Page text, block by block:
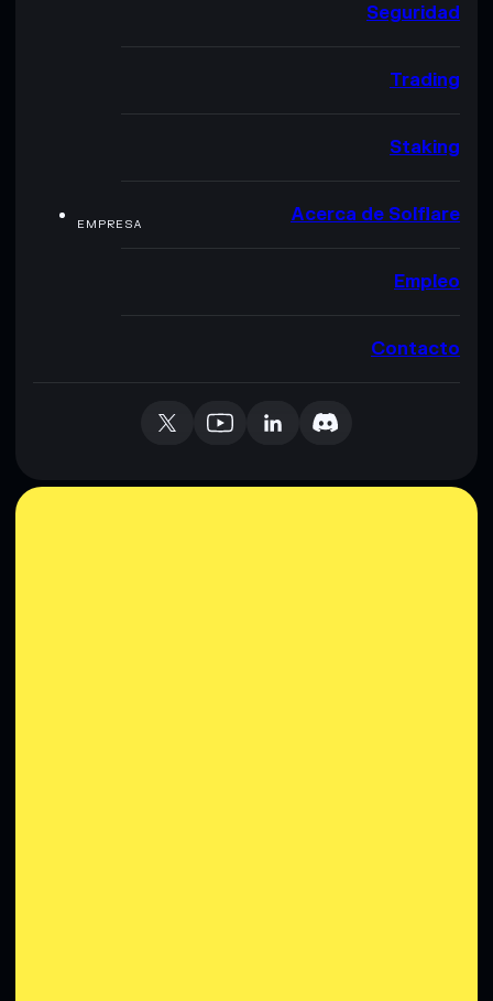
Seguridad
Trading
Staking
EMPRESA Acerca de Solflare
Empleo
Contacto